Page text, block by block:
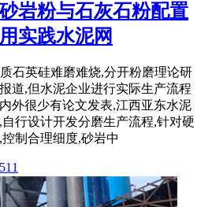
岩粉与石灰石粉配置
实践水泥网
石英硅难磨难烧,分开粉磨理论研
道,但水泥企业进行实际生产流程
外很少有论文发表,江西亚东水泥
行设计开发分磨生产流程,针对硬
制合理细度,砂岩中